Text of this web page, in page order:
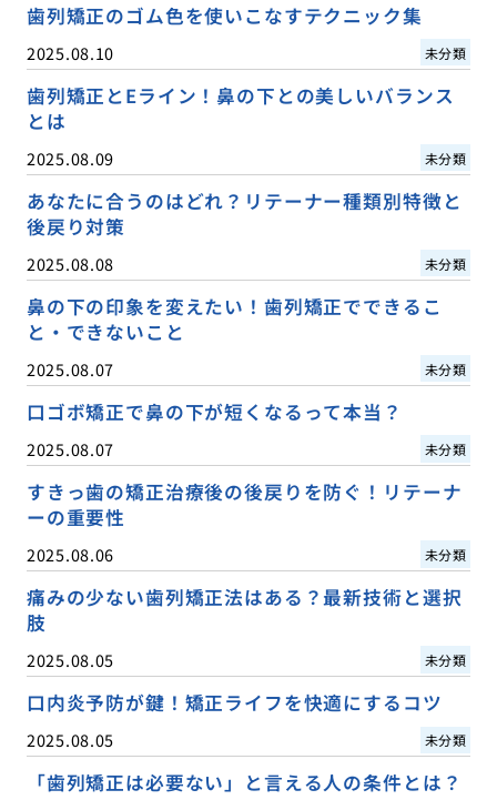
歯列矯正のゴム色を使いこなすテクニック集
2025.08.10 未分類
歯列矯正とEライン！鼻の下との美しいバランス
とは
2025.08.09 未分類
あなたに合うのはどれ？リテーナー種類別特徴と
後戻り対策
2025.08.08 未分類
鼻の下の印象を変えたい！歯列矯正でできるこ
と・できないこと
2025.08.07 未分類
口ゴボ矯正で鼻の下が短くなるって本当？
2025.08.07 未分類
すきっ歯の矯正治療後の後戻りを防ぐ！リテーナ
ーの重要性
2025.08.06 未分類
痛みの少ない歯列矯正法はある？最新技術と選択
肢
2025.08.05 未分類
口内炎予防が鍵！矯正ライフを快適にするコツ
2025.08.05 未分類
「歯列矯正は必要ない」と言える人の条件とは？